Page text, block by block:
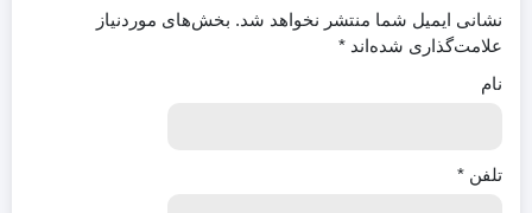
نشانی ایمیل شما منتشر نخواهد شد. بخش‌های موردنیاز
علامت‌گذاری شده‌اند *
نام
تلفن *